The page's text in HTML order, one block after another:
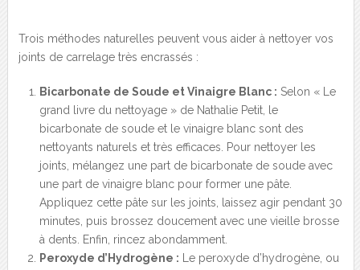
Trois méthodes naturelles peuvent vous aider à nettoyer vos
joints de carrelage très encrassés :
Bicarbonate de Soude et Vinaigre Blanc : Selon « Le
grand livre du nettoyage » de Nathalie Petit, le
bicarbonate de soude et le vinaigre blanc sont des
nettoyants naturels et très efficaces. Pour nettoyer les
joints, mélangez une part de bicarbonate de soude avec
une part de vinaigre blanc pour former une pâte.
Appliquez cette pâte sur les joints, laissez agir pendant 30
minutes, puis brossez doucement avec une vieille brosse
à dents. Enfin, rincez abondamment.
Peroxyde d’Hydrogène : Le peroxyde d’hydrogène, ou